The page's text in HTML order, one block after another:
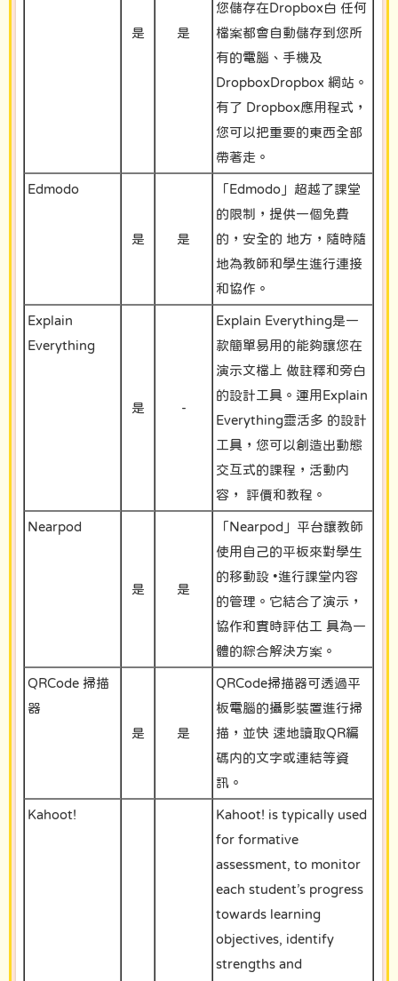
是 是
您儲存在Dropbox白 任何
檔案都會自動儲存到您所
有的電腦、手機及
DropboxDropbox 網站。
有了 Dropbox應用程式，
您可以把重要的東西全部
帶著走。
Edmodo
是 是
「Edmodo」超越了課堂
的限制，提供一個免費
的，安全的 地方，隨時隨
地為教師和學生進行連接
和協作。
Explain
Everything
是 -
Explain Everything是一
款簡單易用的能夠讓您在
演示文檔上 做註釋和旁白
的設計工具。運用Explain
Everything靈活多 的設計
工具，您可以創造出動態
交互式的課程，活動内
容， 評價和教程。
Nearpod
是 是
「Nearpod」平台讓教師
使用自己的平板來對學生
的移動設 •進行課堂内容
的管理。它結合了演示，
協作和實時評估工 具為一
體的綜合解決方案。
QRCode 掃描
器
是
是
QRCode掃描器可透過平
板電腦的攝影裝置進行掃
描，並快 速地讀取QR編
碼内的文字或連結等資
訊。
Kahoot!
Kahoot! is typically used
for formative
assessment, to monitor
each student’s progress
towards learning
objectives, identify
strengths and